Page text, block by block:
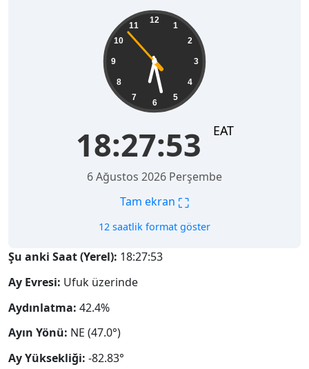
12
1
2
3
4
5
6
7
8
9
10
11
18:27:54 EAT
6 Ağustos 2026 Perşembe
Tam ekran ⛶
12 saatlik format göster
Şu anki Saat (Yerel): 18:27:54
Ay Evresi: Ufuk üzerinde
Aydınlatma: 42.4%
Ayın Yönü: NE (47.0°)
Ay Yüksekliği: -82.83°